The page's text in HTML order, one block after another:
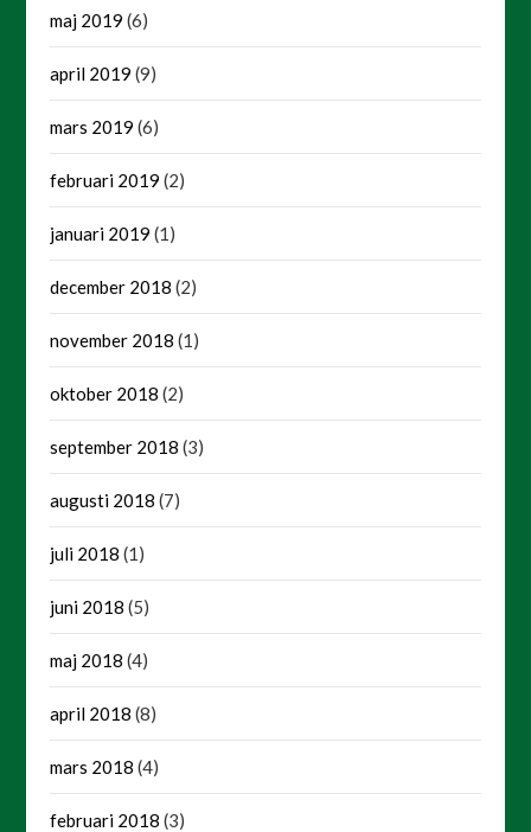
maj 2019 (6)
april 2019 (9)
mars 2019 (6)
februari 2019 (2)
januari 2019 (1)
december 2018 (2)
november 2018 (1)
oktober 2018 (2)
september 2018 (3)
augusti 2018 (7)
juli 2018 (1)
juni 2018 (5)
maj 2018 (4)
april 2018 (8)
mars 2018 (4)
februari 2018 (3)